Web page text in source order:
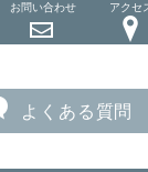
お問い合わせ アクセ
よくある質問